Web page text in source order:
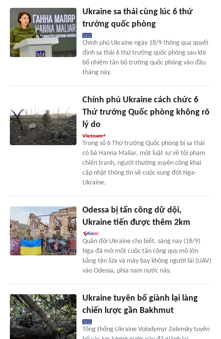
Ukraine sa thải cùng lúc 6 thứ
trưởng quốc phòng
Chính phủ Ukraine ngày 18/9 thông qua quyết
định sa thải 6 thứ trưởng quốc phòng sau khi
bổ nhiệm tân bộ trưởng quốc phòng vào đầu
tháng này.
Chính phủ Ukraine cách chức 6
Thứ trưởng Quốc phòng không rõ
lý do
Trong số 6 Thứ trưởng Quốc phòng bị sa thải
có bà Hanna Maliar, một luật sư về tội phạm
chiến tranh, người thường xuyên công khai
cập nhật thông tin về cuộc xung đột Nga-
Ukraine.
Odessa bị tấn công dữ dội,
Ukraine tiến được thêm 2km
Quân đội Ukraine cho biết, sáng nay (18/9)
Nga đã mở một cuộc tấn công quy mô lớn
bằng tên lửa và máy bay không người lái (UAV)
vào Odessa, phía nam nước này.
Ukraine tuyên bố giành lại làng
chiến lược gần Bakhmut
Tổng thống Ukraine Volodymyr Zelensky tuyên